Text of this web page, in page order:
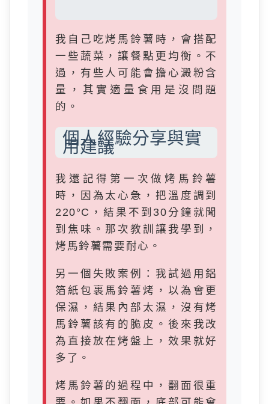
我自己吃烤馬鈴薯時，會搭配
一些蔬菜，讓餐點更均衡。不
過，有些人可能會擔心澱粉含
量，其實適量食用是沒問題
的。
個人經驗分享與實
用建議
我還記得第一次做烤馬鈴薯
時，因為太心急，把溫度調到
220°C，結果不到30分鐘就聞
到焦味。那次教訓讓我學到，
烤馬鈴薯需要耐心。
另一個失敗案例：我試過用鋁
箔紙包裹馬鈴薯烤，以為會更
保濕，結果內部太濕，沒有烤
馬鈴薯該有的脆皮。後來我改
為直接放在烤盤上，效果就好
多了。
烤馬鈴薯的過程中，翻面很重